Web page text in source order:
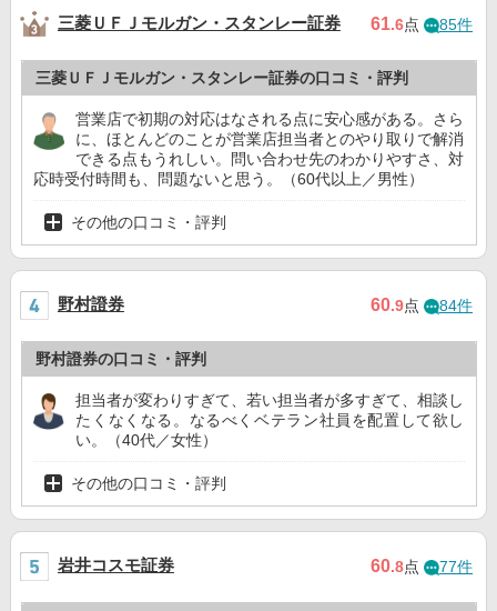
三菱ＵＦＪモルガン・スタンレー証券 61.6点 85件
三菱ＵＦＪモルガン・スタンレー証券の口コミ・評判
営業店で初期の対応はなされる点に安心感がある。さら
に、ほとんどのことが営業店担当者とのやり取りで解消
できる点もうれしい。問い合わせ先のわかりやすさ、対
応時受付時間も、問題ないと思う。（60代以上／男性）
その他の口コミ・評判
野村證券 60.9点 84件
野村證券の口コミ・評判
担当者が変わりすぎて、若い担当者が多すぎて、相談し
たくなくなる。なるべくベテラン社員を配置して欲し
い。（40代／女性）
その他の口コミ・評判
岩井コスモ証券 60.8点 77件